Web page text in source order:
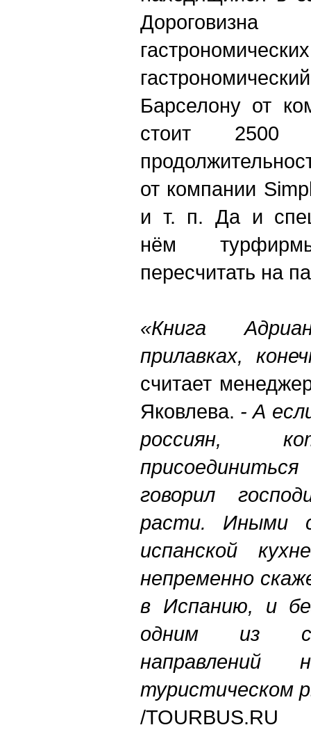
Барселону от
стоит
от компании
и т. п. Да и
нём
пересчитать на
«Книга
прилавках,
считает
Яковлева. - А
россиян,
говорил
расти. Иными
испанской
непременно
в Испанию, и
одним из
направлений
туристическом
/TOURBUS.RU